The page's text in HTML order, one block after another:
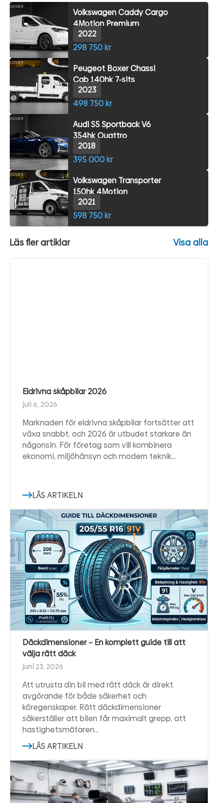
Volkswagen Caddy Cargo
4Motion Premium
2022
298 750 kr
Peugeot Boxer Chassi
Cab 140hk 7-sits
2023
498 750 kr
Audi S5 Sportback V6
354hk Quattro
2018
395 000 kr
Volkswagen Transporter
150hk 4Motion
2021
598 750 kr
Läs fler artiklar Visa alla
Eldrivna skåpbilar 2026
juli 6, 2026
Marknaden för eldrivna skåpbilar fortsätter att
växa snabbt, och 2026 är utbudet starkare än
någonsin. För företag som vill kombinera
ekonomi, miljöhänsyn och modern teknik…
LÄS ARTIKELN
Däckdimensioner – En komplett guide till att
välja rätt däck
juni 23, 2026
Att utrusta din bil med rätt däck är direkt
avgörande för både säkerhet och
köregenskaper. Rätt däckdimensioner
säkerställer att bilen får maximalt grepp, att
hastighetsmätaren…
LÄS ARTIKELN